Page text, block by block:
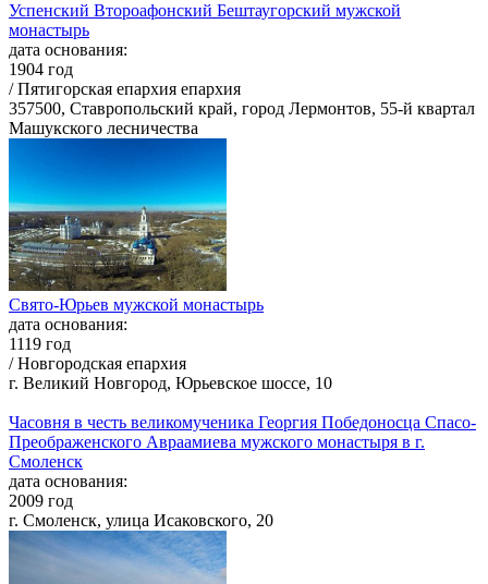
Успенский Второафонский Бештаугорский мужской
монастырь
дата основания:
1904 год
/ Пятигорская епархия епархия
357500, Ставропольский край, город Лермонтов, 55-й квартал
Машукского лесничества
Свято-Юрьев мужской монастырь
дата основания:
1119 год
/ Новгородская епархия
г. Великий Новгород, Юрьевское шоссе, 10
Часовня в честь великомученика Георгия Победоносца Спасо-
Преображенского Авраамиева мужского монастыря в г.
Смоленск
дата основания:
2009 год
г. Смоленск, улица Исаковского, 20